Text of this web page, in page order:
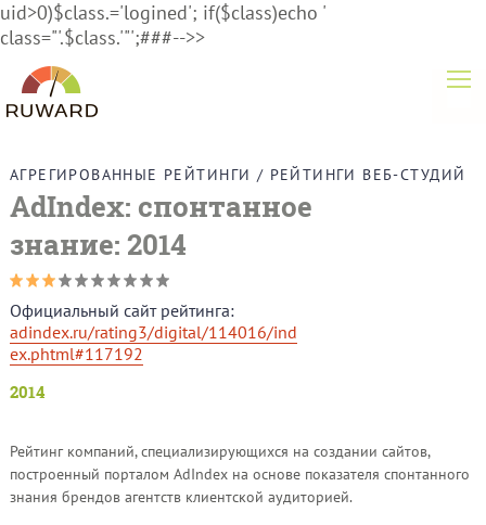
uid>0)$class.='logined'; if($class)echo '
class="'.$class.'"';###-->>
АГРЕГИРОВАННЫЕ РЕЙТИНГИ / РЕЙТИНГИ ВЕБ-СТУДИЙ
AdIndex: спонтанное
знание: 2014
Официальный сайт рейтинга:
adindex.ru/rating3/digital/114016/ind
ex.phtml#117192
2014
Рейтинг компаний, специализирующихся на создании сайтов,
построенный порталом AdIndex на основе показателя спонтанного
знания брендов агентств клиентской аудиторией.